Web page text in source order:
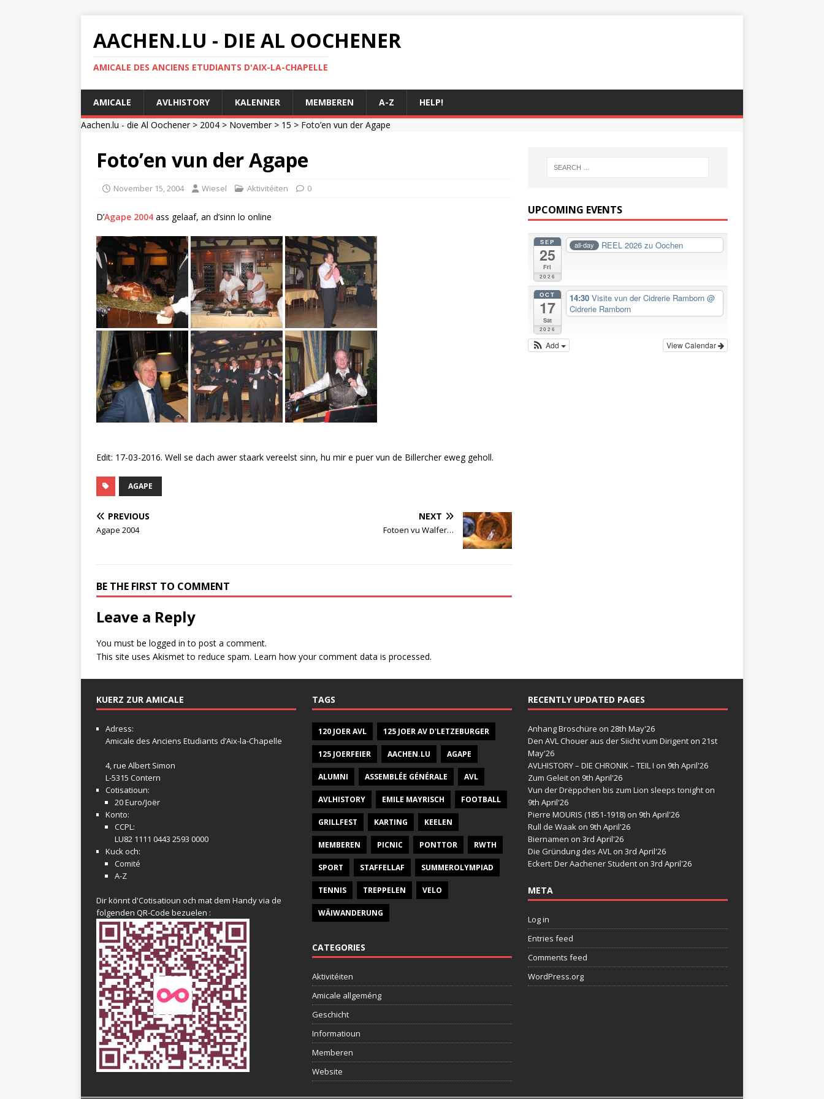
AACHEN.LU - DIE AL OOCHENER
AMICALE DES ANCIENS ETUDIANTS D'AIX-LA-CHAPELLE
AMICALE AVLHISTORY KALENNER MEMBEREN A-Z
HELP!
Aachen.lu - die Al Oochener> 2004 > November> 15 > Foto’en vun der Agape
Foto’en vun der Agape
November 15, 2004 Wiesel Aktivitéiten 0
D’Agape 2004 ass gelaaf, an d’sinn lo online
Edit: 17-03-2016. Well se dach awer staark vereelst sinn, hu mir e puer vun de Billercher eweg geholl.
AGAPE
PREVIOUS
Agape 2004
NEXT
Fotoen vu Walfer…
BE THE FIRST TO COMMENT
Leave a Reply
You must be logged in to post a comment.
This site uses Akismet to reduce spam. Learn how your comment data is processed.
UPCOMING EVENTS
SEP
25
Fri
2026
all-day REEL 2026 zu Oochen
OCT
17
Sat
2026
14:30Visite vun der Cidrerie Ramborn@
Cidrerie Ramborn
View Calendar
Add
KUERZ ZUR AMICALE
Adress:
Amicale des Anciens Etudiants d’Aix-la-Chapelle
4, rue Albert Simon
L-5315 Contern
Cotisatioun:
20 Euro/Joër
Konto:
CCPL:
LU82 1111 0443 2593 0000
Kuck och:
Comité
A-Z
Dir könnt d'Cotisatioun och mat dem Handy via de
folgenden QR-Code bezuelen :
TAGS
120 JOER AVL 125 JOER AV D'LETZEBURGER
125 JOERFEIER AACHEN.LU AGAPE
ALUMNI ASSEMBLÉE GÉNÉRALE AVL
AVLHISTORY EMILE MAYRISCH FOOTBALL
GRILLFEST KARTING KEELEN
MEMBEREN PICNIC PONTTOR RWTH
SPORT STAFFELLAF SUMMEROLYMPIAD
TENNIS TREPPELEN VELO
WÄIWANDERUNG
CATEGORIES
Aktivitéiten
Amicale allgeméng
Geschicht
Informatioun
Memberen
Website
RECENTLY UPDATED PAGES
Anhang Broschüre on 28th May'26
Den AVL Chouer aus der Siicht vum Dirigenton 21st
May'26
AVLHISTORY – DIE CHRONIK – TEIL I on 9th April'26
Zum Geleiton 9th April'26
Vun der Drëppchen bis zum Lion sleeps tonighton
9th April'26
Pierre MOURIS (1851-1918)on 9th April'26
Rull de Waakon 9th April'26
Biernamen on 3rd April'26
Die Gründung des AVLon 3rd April'26
Eckert: Der Aachener Studenton 3rd April'26
META
Log in
Entries feed
Comments feed
WordPress.org